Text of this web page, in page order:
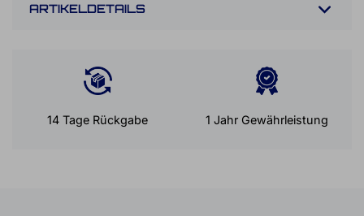
ARTIKELDETAILS
14 Tage Rückgabe 1 Jahr Gewährleistung